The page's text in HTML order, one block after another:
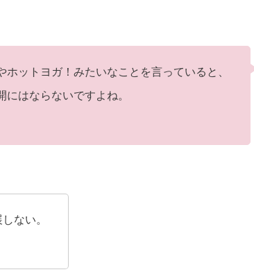
ットヨガ！みたいなことを言っていると、
はならないですよね。
ない。